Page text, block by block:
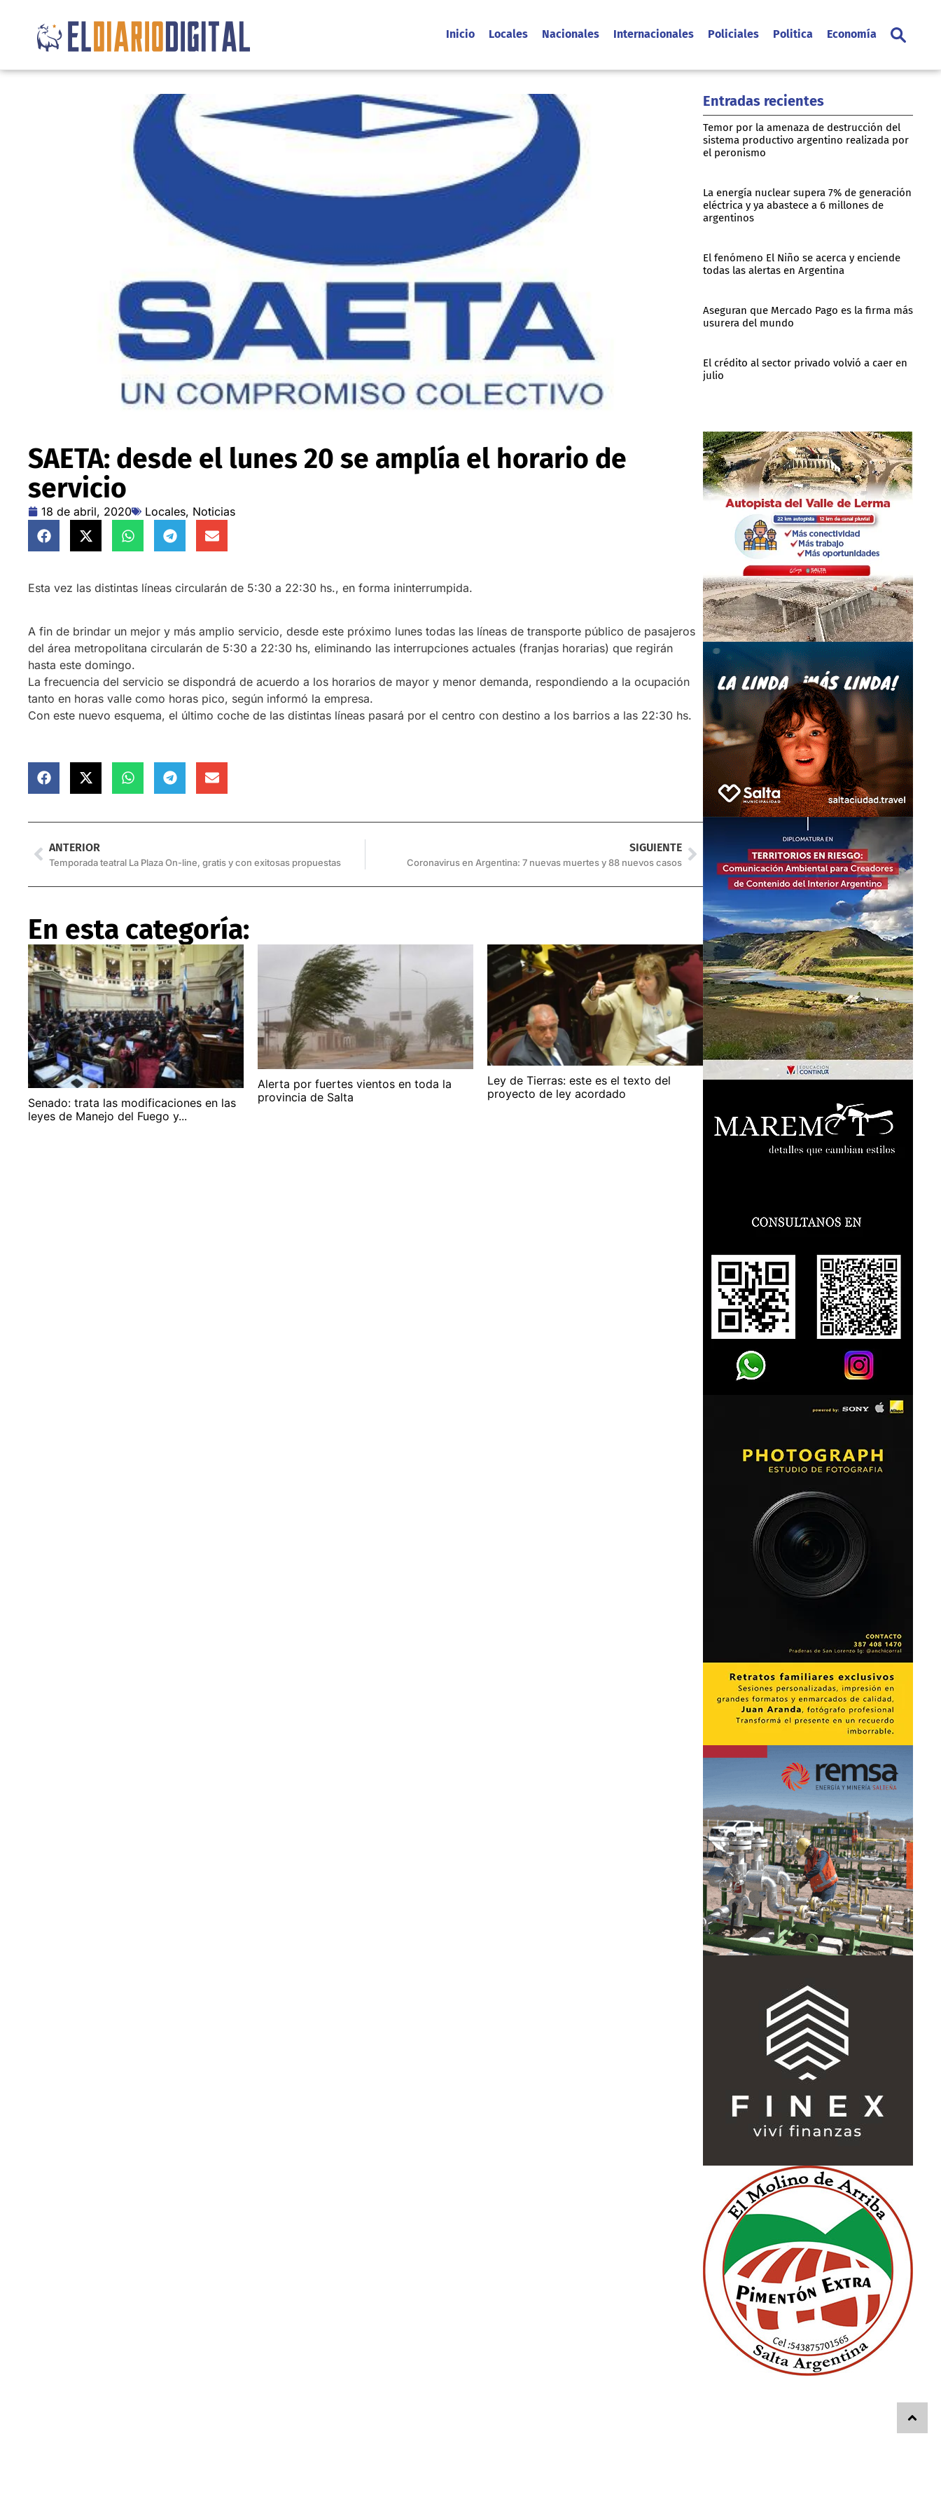
Inicio Locales Nacionales Internacionales Policiales Politica Economía
SAETA: desde el lunes 20 se amplía el horario de
servicio
18 de abril, 2020 Locales, Noticias
Esta vez las distintas líneas circularán de 5:30 a 22:30 hs., en forma ininterrumpida.
A fin de brindar un mejor y más amplio servicio, desde este próximo lunes todas las líneas de transporte público de pasajeros
del área metropolitana circularán de 5:30 a 22:30 hs, eliminando las interrupciones actuales (franjas horarias) que regirán
hasta este domingo.
La frecuencia del servicio se dispondrá de acuerdo a los horarios de mayor y menor demanda, respondiendo a la ocupación
tanto en horas valle como horas pico, según informó la empresa.
Con este nuevo esquema, el último coche de las distintas líneas pasará por el centro con destino a los barrios a las 22:30 hs.
ANTERIOR
Temporada teatral La Plaza On-line, gratis y con exitosas propuestas
SIGUIENTE
Coronavirus en Argentina: 7 nuevas muertes y 88 nuevos casos
En esta categoría:
Senado: trata las modificaciones en las
leyes de Manejo del Fuego y...
Alerta por fuertes vientos en toda la
provincia de Salta
Ley de Tierras: este es el texto del
proyecto de ley acordado
Entradas recientes
Temor por la amenaza de destrucción del
sistema productivo argentino realizada por
el peronismo
La energía nuclear supera 7% de generación
eléctrica y ya abastece a 6 millones de
argentinos
El fenómeno El Niño se acerca y enciende
todas las alertas en Argentina
Aseguran que Mercado Pago es la firma más
usurera del mundo
El crédito al sector privado volvió a caer en
julio